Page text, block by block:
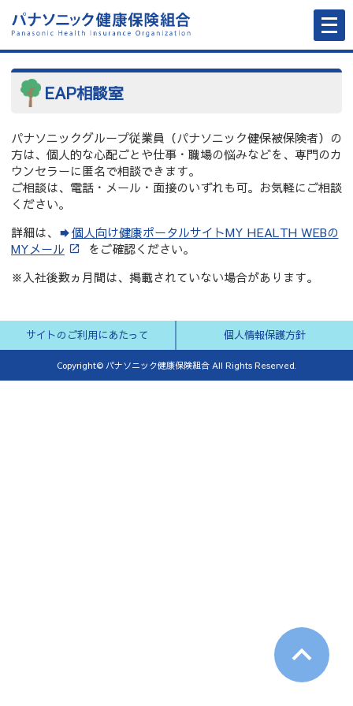
メ
ニ
ュ
ー
開
EAP相談室
パナソニックグループ従業員（パナソニック健保被保険者）の
方は、個人的な心配ごとや仕事・職場の悩みなどを、専門のカ
ウンセラーに匿名で相談できます。
ご相談は、電話・メール・面接のいずれも可。お気軽にご相談
ください。
詳細は、
個人向け健康ポータルサイトMY HEALTH WEBの
MYメール
をご確認ください。
※入社後数ヵ月間は、掲載されていない場合があります。
サイトのご利用にあたって 個人情報保護方針
Copyright© パナソニック健康保険組合 All Rights Reserved.